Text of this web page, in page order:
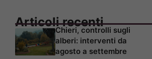
Articoli recenti
Chieri, controlli sugli
alberi: interventi da
agosto a settembre